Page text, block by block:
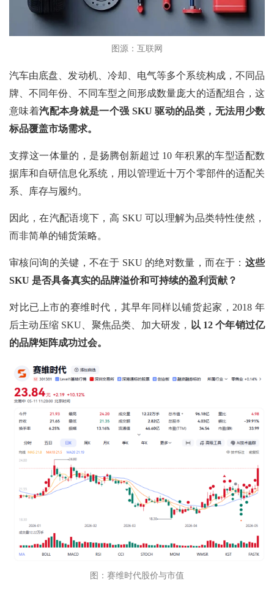
图源：互联网
汽车由底盘、发动机、冷却、电气等多个系统构成，不同品
牌、不同年份、不同车型之间形成数量庞大的适配组合，这
意味着汽配本身就是一个强 SKU 驱动的品类，无法用少数
标品覆盖市场需求。
支撑这一体量的，是扬腾创新超过 10 年积累的车型适配数
据库和自研信息化系统，用以管理近十万个零部件的适配关
系、库存与履约。
因此，在汽配语境下，高 SKU 可以理解为品类特性使然，
而非简单的铺货策略。
审核问询的关键，不在于 SKU 的绝对数量，而在于： 这些
SKU 是否具备真实的品牌溢价和可持续的盈利贡献？
对比已上市的赛维时代，其早年同样以铺货起家，2018 年
后主动压缩 SKU、聚焦品类、加大研发，
以 12 个年销过亿
的品牌矩阵成功过会。
图：赛维时代股价与市值